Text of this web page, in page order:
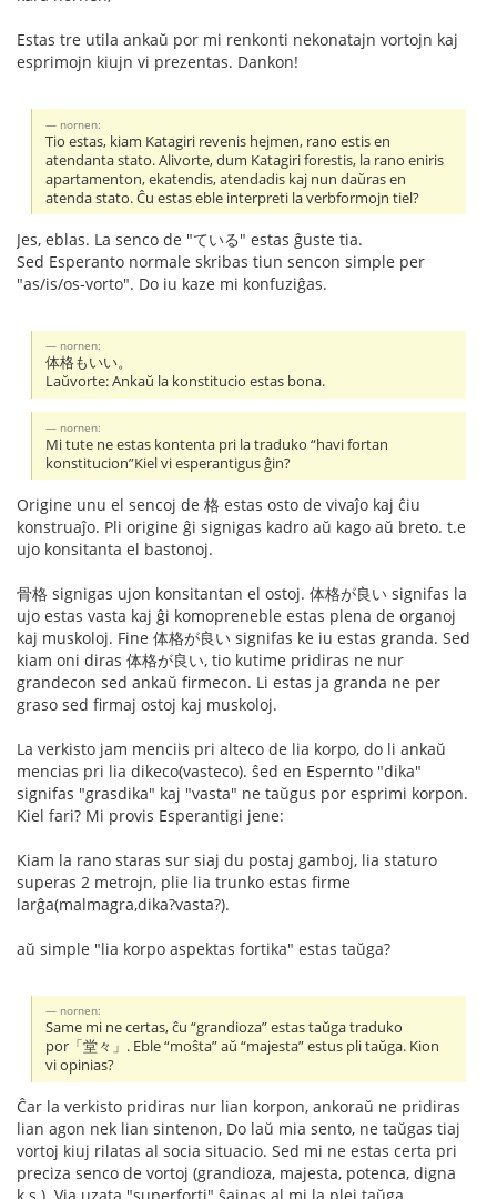
Estas tre utila ankaŭ por mi renkonti nekonatajn vortojn kaj
esprimojn kiujn vi prezentas. Dankon!
nornen:
Tio estas, kiam Katagiri revenis hejmen, rano estis en
atendanta stato. Alivorte, dum Katagiri forestis, la rano eniris
apartamenton, ekatendis, atendadis kaj nun daŭras en
atenda stato. Ĉu estas eble interpreti la verbformojn tiel?
Jes, eblas. La senco de "ている" estas ĝuste tia.
Sed Esperanto normale skribas tiun sencon simple per
"as/is/os-vorto". Do iu kaze mi konfuziĝas.
nornen:
体格もいい。
Laŭvorte: Ankaŭ la konstitucio estas bona.
nornen:
Mi tute ne estas kontenta pri la traduko “havi fortan
konstitucion”Kiel vi esperantigus ĝin?
Origine unu el sencoj de 格 estas osto de vivaĵo kaj ĉiu
konstruaĵo. Pli origine ĝi signigas kadro aŭ kago aŭ breto. t.e
ujo konsitanta el bastonoj.
骨格 signigas ujon konsitantan el ostoj. 体格が良い signifas la
ujo estas vasta kaj ĝi komopreneble estas plena de organoj
kaj muskoloj. Fine 体格が良い signifas ke iu estas granda. Sed
kiam oni diras 体格が良い, tio kutime pridiras ne nur
grandecon sed ankaŭ firmecon. Li estas ja granda ne per
graso sed firmaj ostoj kaj muskoloj.
La verkisto jam menciis pri alteco de lia korpo, do li ankaŭ
mencias pri lia dikeco(vasteco). ŝed en Espernto "dika"
signifas "grasdika" kaj "vasta" ne taŭgus por esprimi korpon.
Kiel fari? Mi provis Esperantigi jene:
Kiam la rano staras sur siaj du postaj gamboj, lia staturo
superas 2 metrojn, plie lia trunko estas firme
larĝa(malmagra,dika?vasta?).
aŭ simple "lia korpo aspektas fortika" estas taŭga?
nornen:
Same mi ne certas, ĉu “grandioza” estas taŭga traduko
por「堂々」. Eble “moŝta” aŭ “majesta” estus pli taŭga. Kion
vi opinias?
Ĉar la verkisto pridiras nur lian korpon, ankoraŭ ne pridiras
lian agon nek lian sintenon, Do laŭ mia sento, ne taŭgas tiaj
vortoj kiuj rilatas al socia situacio. Sed mi ne estas certa pri
preciza senco de vortoj (grandioza, majesta, potenca, digna